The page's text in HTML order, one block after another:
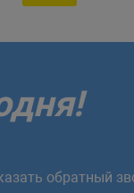
обратный